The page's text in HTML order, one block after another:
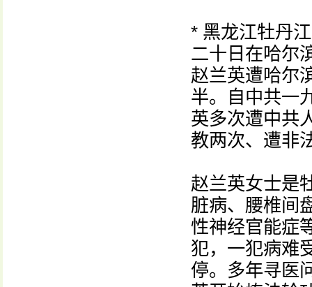
* 黑龙江牡丹
二十日在哈尔
赵兰英遭哈尔
半。自中共一
英多次遭中共
教两次、遭非
赵兰英女士是
脏病、腰椎间
性神经官能症
犯，一犯病难
停。多年寻医